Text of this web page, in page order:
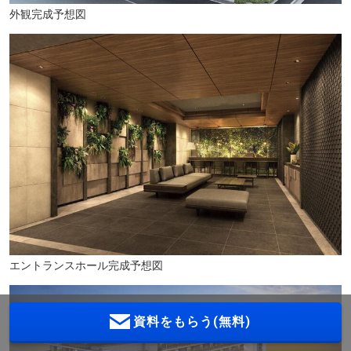
外観完成予想図
エントランスホール完成予想図
資料をもらう(無料)